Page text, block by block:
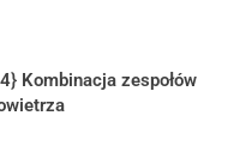
Kombinacja zespołów